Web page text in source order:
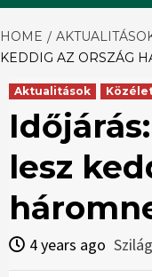
HOME
KEDDIG AZ ORSZÁG
Aktualitások
lesz
4 years ago